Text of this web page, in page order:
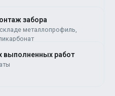
забора
металлопрофиль,
выполненных работ